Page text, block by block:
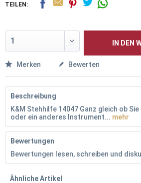
TEILEN:
IN DEN
Merken Bewerten
Beschreibung
K&M Stehhilfe 14047 Ganz gleich ob
oder ein anderes Instrument... mehr
Bewertungen
Bewertungen lesen, schreiben und
Ähnliche Artikel